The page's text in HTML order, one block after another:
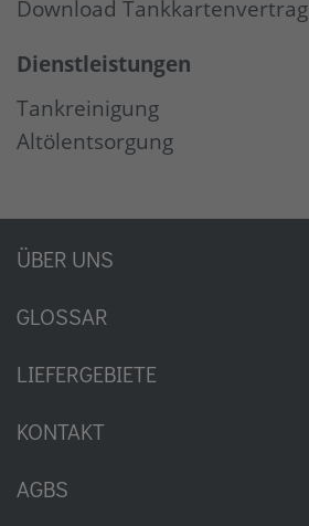
Download Tankkartenvertrag
Dienstleistungen
Tankreinigung
Altölentsorgung
ÜBER UNS
GLOSSAR
LIEFERGEBIETE
KONTAKT
AGBS